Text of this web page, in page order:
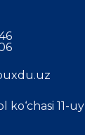
ko‘chasi 11-uy